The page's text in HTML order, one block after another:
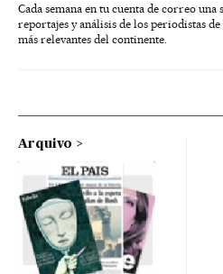
Cada semana en tu cuenta de correo una
reportajes y análisis de los periodistas
más relevantes del continente.
Arquivo